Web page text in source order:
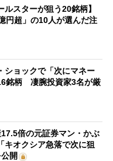
ルスターが狙う20銘柄】
円超」の10人が選んだ注
ショックで「次にマネー
銘柄 凄腕投資家3名が厳
倍の元証券マン・かぶ
キオクシア急落で次に狙
開